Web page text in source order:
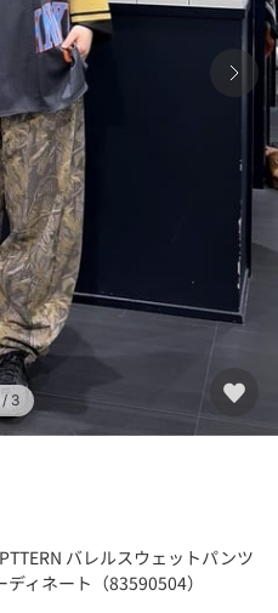
/ 3
バレルスウェットパンツ
ィネート（83590504）